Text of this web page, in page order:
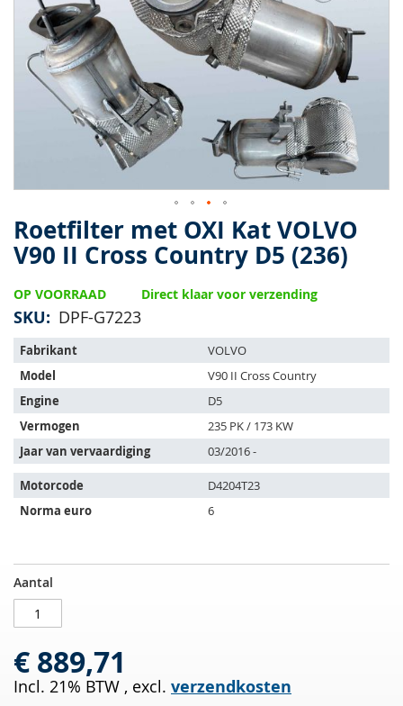
Roetfilter met OXI Kat VOLVO
V90 II Cross Country D5 (236)
OP VOORRAAD
SKU DPF-G7223
Direct klaar voor verzending
Het
artikel
past
op
de
volgende
voertuigen:
Fabrikant
VOLVO
Model
V90 II Cross Country
Engine
D5
Vermogen
235 PK / 173 KW
Jaar van vervaardiging
03/2016 -
Motorcode
D4204T23
Norma euro
6
Roetfilter
met
VOLVO
V90
II
OP
VOORRAAD
Aantal
€ 889,71
Incl. 21% BTW , excl. verzendkosten
afbeeldingen-
gallerij
Ga
naar
het
van
de
gallerij